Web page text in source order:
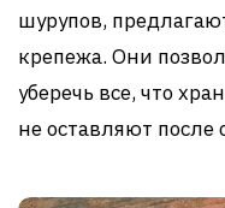
шурупов,
крепежа. Они
уберечь все, что
не оставляют после